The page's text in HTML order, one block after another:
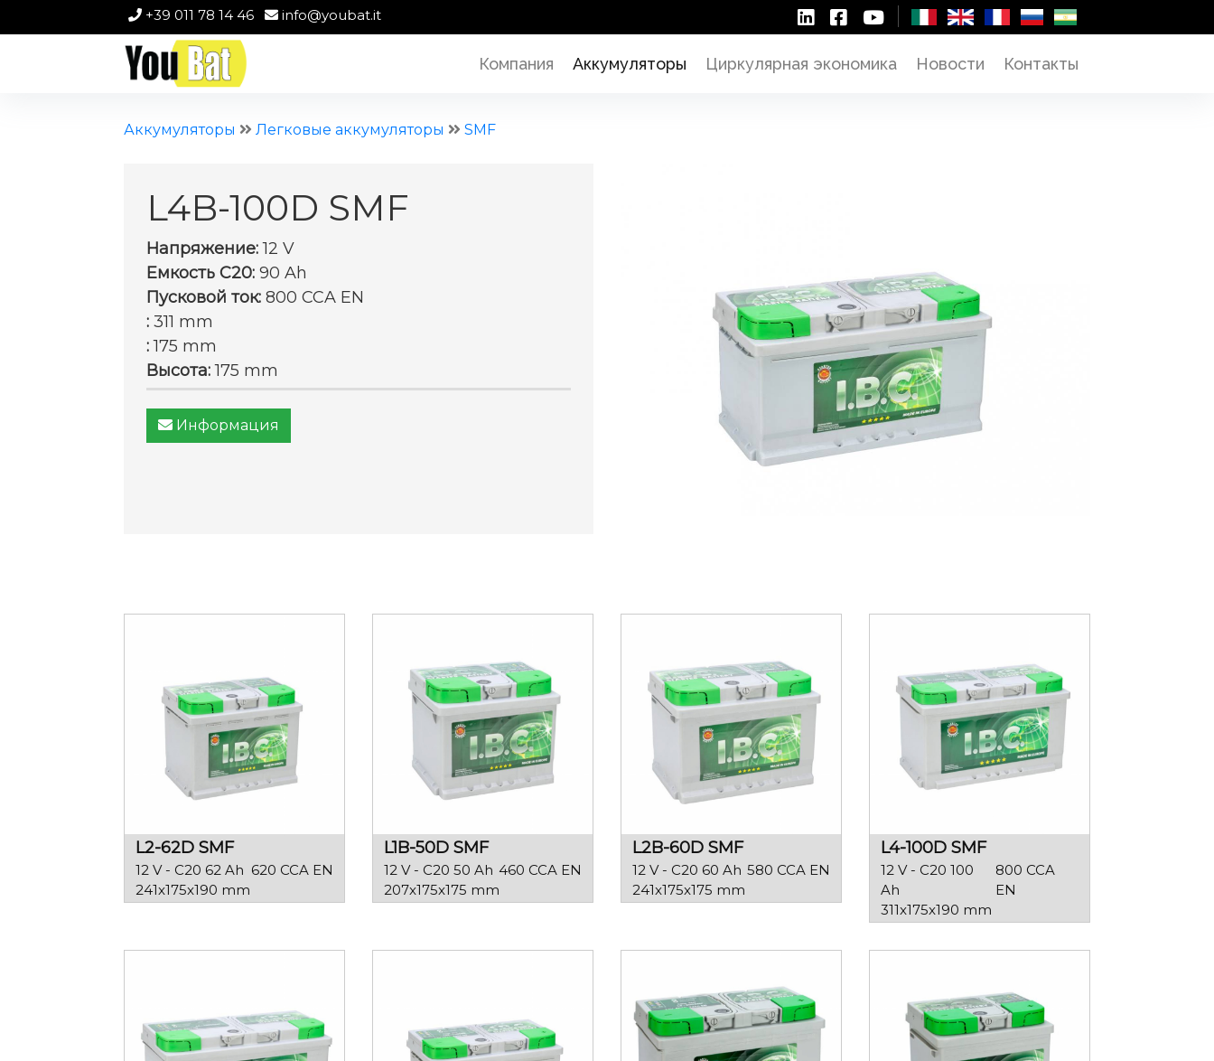
+39 011 78 14 46 info@youbat.it
Компания Аккумуляторы Циркулярная экономика Новости Контакты
Аккумуляторы Легковые аккумуляторы SMF
L4B-100D SMF
Напряжение:12 V
Емкость C20: 90 Ah
Пусковой ток: 800 CCA EN
: 311 mm
:175 mm
Высота:175 mm
Информация
L2-62D SMF
12 V - C20 62 Ah 620 CCA EN
241x175x190 mm
L1B-50D SMF
12 V - C20 50 Ah 460 CCA EN
207x175x175 mm
L2B-60D SMF
12 V - C20 60 Ah 580 CCA EN
241x175x175 mm
L4-100D SMF
12 V - C20 100
Ah
800 CCA
EN
311x175x190 mm